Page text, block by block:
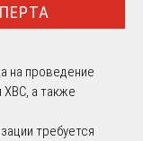
на проведение
ХВС, а также
требуется